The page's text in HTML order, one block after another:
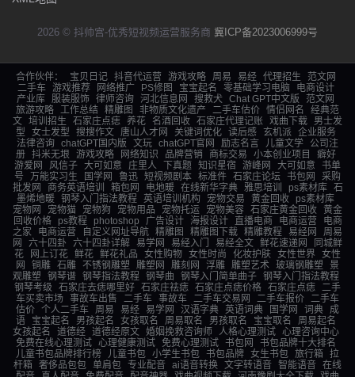
2026 © 抖帅宫-优秀短视频运营服务商 冀ICP备2023006999号
合作伙伴： 宝贝日记 抖音代运营 游戏攻略 周易 易经 代理招生
范文网
二手车
游戏推荐 网络推广 PS修图 宝宝起名 零基础学习电脑
电商设计
产业库 服装服饰 律师咨询 河北信息网 搜救犬 Chat GPT中文版
范文网
旅游攻略 工作总结 精雕图 非物质文化遗产 二手车估价 情侣网名
经典范
文 培训招生 石家庄点痣 养花 名酒回收 石家庄代理记账 戏曲下载
男士发
型
女士发型 搜搜作文 唐山人才网 关键词优化 读后感 玄机派
企业服务
法律咨询 chatGPT国内版 文玩 chatGPT官网 励志名言 儿童文学
公司注
册
抖米无垠 游戏攻略 网络知识 品牌营销 商标交易 小本创业项目
癖好
游爱网
风信子 大可如意 庄里人 下真题 知识星宿 游峰网 大可如意
书单
号
万能实习生 国学网 鲁迅 短视频剧本 标准件 石家庄论坛 书包网
采购
批发网
商务英语培训 箱包网 电地暖 在线新华字典 雅思培训 ps素材库
石
墨烯地暖 钢琴入门指法教程 英语培训机构 宠物交易 黄金回收
ps素材库
宠物网
宠物猫 宠物狗 宠物用品 宠物托运 宠物美容 石家庄黄金回收 黄金
回收价格
ps教程 photoshop 广告设计 海报设计 直播电商 电商运营
电商
之家
电商运营 自定义网址导航 精雕图 精雕图下载 精雕教程 易经网
周易
网
六十四卦 六十四卦详解 易学网 易经入门 易经全文 鲜花速递网
同城鲜
花
网上订花 鲜花 鲜花礼品 女性购物 女性时尚 化妆护肤 女性世界
女性
网
铜雕 石雕 不锈钢雕塑 雕塑网 雕刻网 浮雕 雕塑艺术 玻璃钢雕塑
景
观雕塑
钢琴谱 钢琴指法教程 钢琴曲 钢琴入门简单曲子
钢琴入门指法教程
钢琴考级
石家庄去痣哪里好 石家庄祛痣 石家庄点痣价格 石家庄点痣 二手
车买卖市场
事故车出售 二手车 事故车 二手车交易网 二手车报价 二手车
估价 个人二手车 周易 易经 易学网 汉语字典 英语词典 国学网 词典
成
语
宝宝起名 男孩起名 女孩取名 周易取名 男孩取名 宝宝取名
周易起名
女孩起名
道德经 道德经原文 婚姻挽救咨询师 人格心理测试
心理咨询中心
免费在线心理测试
心理健康测试 免费心理测试 书包网
书包品牌十大排名
儿童书包品牌排行榜
儿童书包 小学生书包 书包品牌 女生书包 旅行箱
拉
杆箱
奢侈品包包 单肩包 专业配音 ai语音转换 文字转语音 智能语音 在线